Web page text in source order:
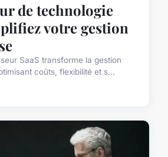
de technologie
votre gestion
SaaS transforme la gestion
coûts, flexibilité et s...